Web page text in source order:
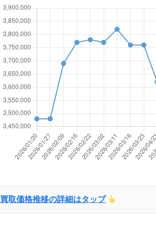
買取価格推移の詳細はタップ